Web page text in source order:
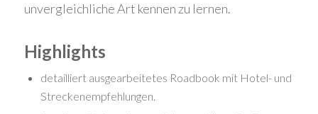
unvergleichliche Art kennen zu lernen.
Highlights
detailliert ausgearbeitetes Roadbook mit Hotel- und
Streckenempfehlungen.